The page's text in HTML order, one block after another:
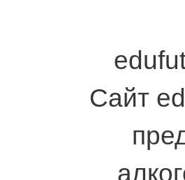
Сайт